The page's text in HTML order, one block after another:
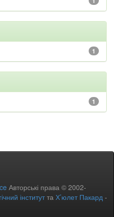
1
1
Авторські права © 2002-
інститутта Х’юлет Пакард -